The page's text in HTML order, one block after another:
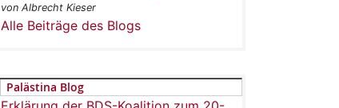
von Albrecht Kieser
Alle Beiträge des Blogs
Palästina Blog